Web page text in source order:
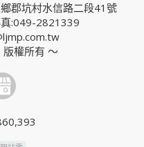
郡坑村水信路二段41號
:049-2821339
權所有 ～